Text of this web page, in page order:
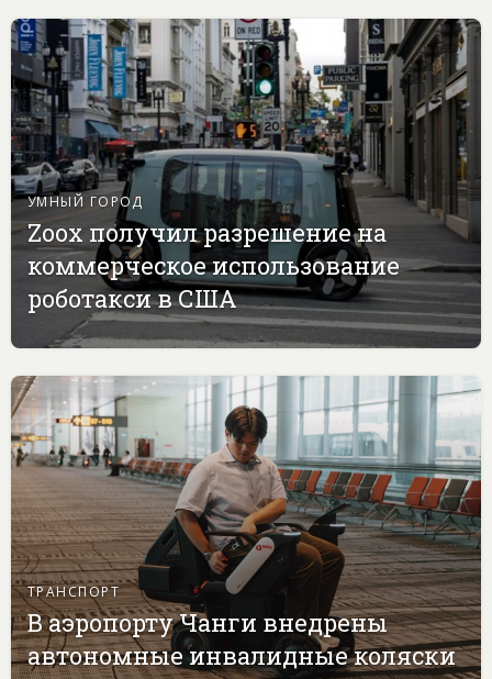
УМНЫЙ ГОРОД
Zoox получил разрешение на
коммерческое использование
роботакси в США
ТРАНСПОРТ
В аэропорту Чанги внедрены
автономные инвалидные коляски